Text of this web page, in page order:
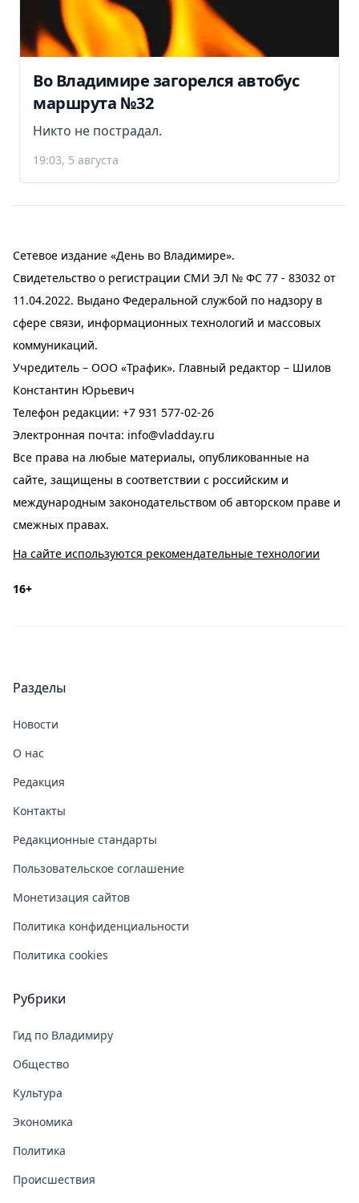
Во Владимире загорелся автобус
маршрута №32
Никто не пострадал.
19:03, 5 августа
Сетевое издание «День во Владимире».
Свидетельство о регистрации СМИ ЭЛ № ФС 77 - 83032 от
11.04.2022. Выдано Федеральной службой по надзору в
сфере связи, информационных технологий и массовых
коммуникаций.
Учредитель – ООО «Трафик». Главный редактор – Шилов
Константин Юрьевич
Телефон редакции: +7 931 577-02-26
Электронная почта: info@vladday.ru
Все права на любые материалы, опубликованные на
сайте, защищены в соответствии с российским и
международным законодательством об авторском праве и
смежных правах.
На сайте используются рекомендательные технологии
16+
Разделы
Новости
О нас
Редакция
Контакты
Редакционные стандарты
Пользовательское соглашение
Монетизация сайтов
Политика конфиденциальности
Политика cookies
Рубрики
Гид по Владимиру
Общество
Культура
Экономика
Политика
Происшествия